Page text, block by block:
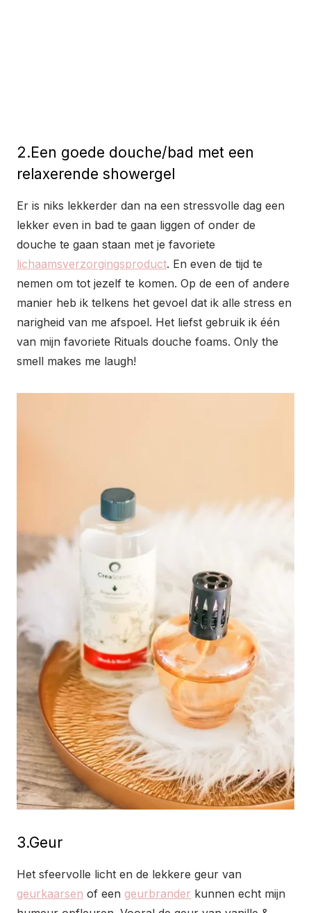
2.Een goede douche/bad met een
relaxerende showergel
Er is niks lekkerder dan na een stressvolle dag een
lekker even in bad te gaan liggen of onder de
douche te gaan staan met je favoriete
lichaamsverzorgingsproduct. En even de tijd te
nemen om tot jezelf te komen. Op de een of andere
manier heb ik telkens het gevoel dat ik alle stress en
narigheid van me afspoel. Het liefst gebruik ik één
van mijn favoriete Rituals douche foams. Only the
smell makes me laugh!
3.Geur
Het sfeervolle licht en de lekkere geur van
geurkaarsen of een geurbrander kunnen echt mijn